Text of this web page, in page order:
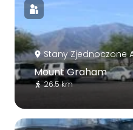
Stany Zjednoczone
Mount Graham
26.5 km